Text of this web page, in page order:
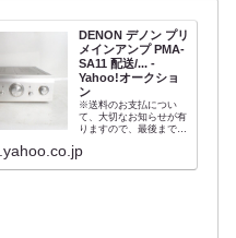
DENON デノン プリ
メインアンプ PMA-
SA11 配送/... -
Yahoo!オークショ
ン
※送料のお支払につい
て、大切なお知らせが有
りますので、最後までご
何卒、よろしくお願いい